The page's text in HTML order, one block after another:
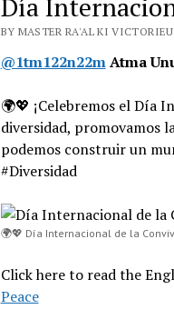
Día
BY MASTER RA'AL KI
@1tm122n22mAtma
🌍💖 ¡Celebremos el Día
diversidad, promovamos
podemos construir un
#Diversidad
🌍💖 Día Internacional de la
Click here to read the
Peace